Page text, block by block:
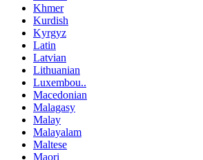
Khmer
Kurdish
Kyrgyz
Latin
Latvian
Lithuanian
Luxembou..
Macedonian
Malagasy
Malay
Malayalam
Maltese
Maori